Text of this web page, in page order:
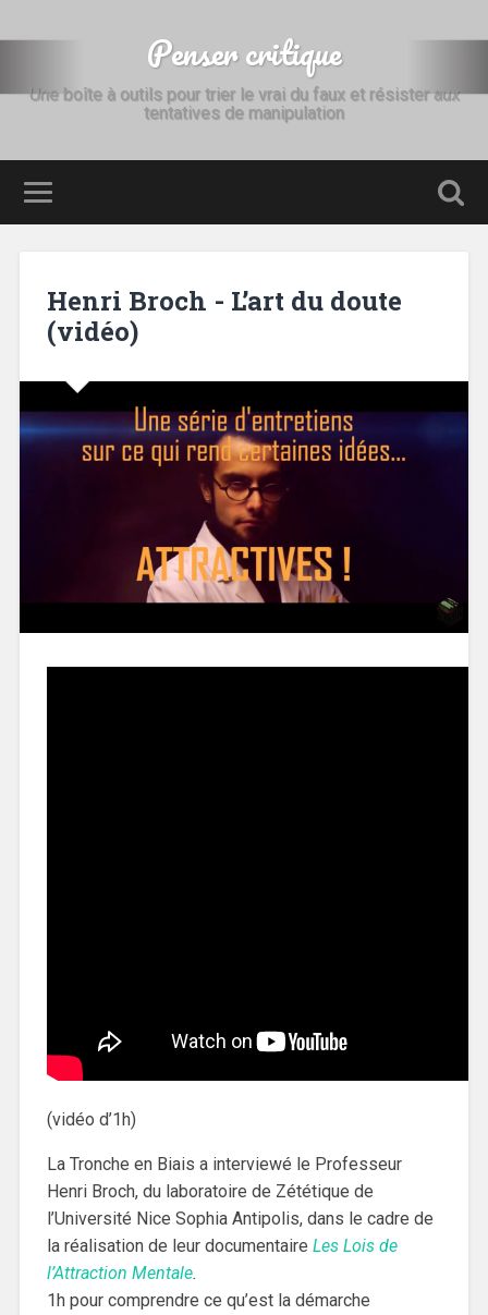
Penser critique
Une boîte à outils pour trier le vrai du faux et résister aux
tentatives de manipulation
Henri Broch - L’art du doute
(vidéo)
(vidéo d’1h)
La Tronche en Biais a interviewé le Professeur
Henri Broch, du laboratoire de Zététique de
l’Université Nice Sophia Antipolis, dans le cadre de
la réalisation de leur documentaire Les Lois de
l’Attraction Mentale.
1h pour comprendre ce qu’est la démarche